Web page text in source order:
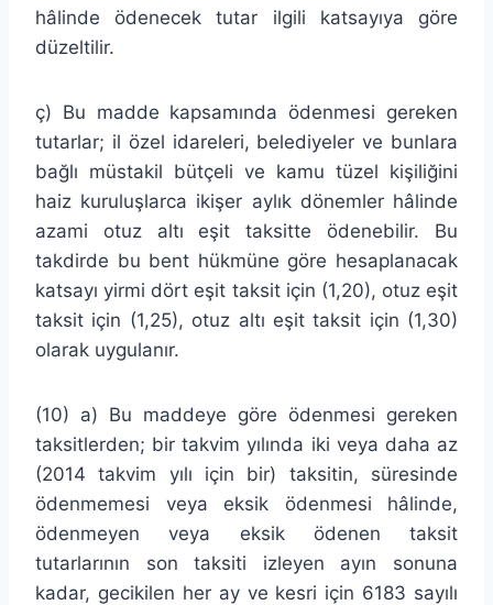
hâlinde ödenecek tutar ilgili katsayıya göre
düzeltilir.
ç) Bu madde kapsamında ödenmesi gereken
tutarlar; il özel idareleri, belediyeler ve bunlara
bağlı müstakil bütçeli ve kamu tüzel kişiliğini
haiz kuruluşlarca ikişer aylık dönemler hâlinde
azami otuz altı eşit taksitte ödenebilir. Bu
takdirde bu bent hükmüne göre hesaplanacak
katsayı yirmi dört eşit taksit için (1,20), otuz eşit
taksit için (1,25), otuz altı eşit taksit için (1,30)
olarak uygulanır.
(10) a) Bu maddeye göre ödenmesi gereken
taksitlerden; bir takvim yılında iki veya daha az
(2014 takvim yılı için bir) taksitin, süresinde
ödenmemesi veya eksik ödenmesi hâlinde,
ödenmeyen veya eksik ödenen taksit
tutarlarının son taksiti izleyen ayın sonuna
kadar, gecikilen her ay ve kesri için 6183 sayılı